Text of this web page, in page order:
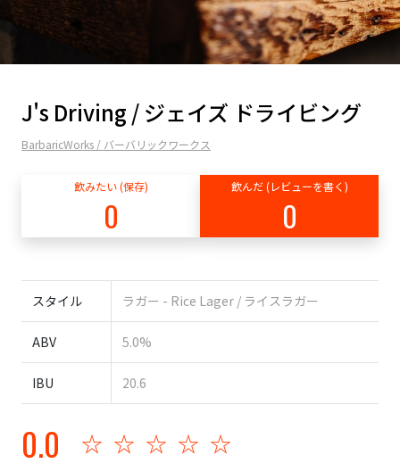
J's Driving / ジェイズ ドライビング
BarbaricWorks / バーバリックワークス
飲みたい (保存)
0
飲んだ (レビューを書く)
0
スタイル ラガー - Rice Lager / ライスラガー
ABV 5.0%
IBU 20.6
0.0 ☆☆☆☆☆